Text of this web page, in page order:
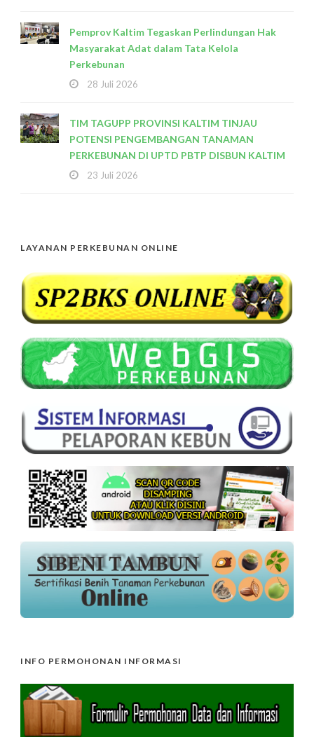
Pemprov Kaltim Tegaskan Perlindungan Hak
Masyarakat Adat dalam Tata Kelola
Perkebunan
28 Juli 2026
TIM TAGUPP PROVINSI KALTIM TINJAU
POTENSI PENGEMBANGAN TANAMAN
PERKEBUNAN DI UPTD PBTP DISBUN KALTIM
23 Juli 2026
LAYANAN PERKEBUNAN ONLINE
INFO PERMOHONAN INFORMASI